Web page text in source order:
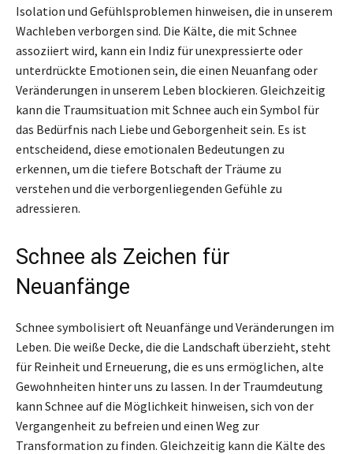
Isolation und Gefühlsproblemen hinweisen, die in unserem
Wachleben verborgen sind. Die Kälte, die mit Schnee
assoziiert wird, kann ein Indiz für unexpressierte oder
unterdrückte Emotionen sein, die einen Neuanfang oder
Veränderungen in unserem Leben blockieren. Gleichzeitig
kann die Traumsituation mit Schnee auch ein Symbol für
das Bedürfnis nach Liebe und Geborgenheit sein. Es ist
entscheidend, diese emotionalen Bedeutungen zu
erkennen, um die tiefere Botschaft der Träume zu
verstehen und die verborgenliegenden Gefühle zu
adressieren.
Schnee als Zeichen für
Neuanfänge
Schnee symbolisiert oft Neuanfänge und Veränderungen im
Leben. Die weiße Decke, die die Landschaft überzieht, steht
für Reinheit und Erneuerung, die es uns ermöglichen, alte
Gewohnheiten hinter uns zu lassen. In der Traumdeutung
kann Schnee auf die Möglichkeit hinweisen, sich von der
Vergangenheit zu befreien und einen Weg zur
Transformation zu finden. Gleichzeitig kann die Kälte des